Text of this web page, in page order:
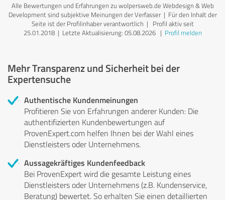
Alle Bewertungen und Erfahrungen zu wolpersweb.de Webdesign & Web
Development sind subjektive Meinungen der Verfasser | Für den Inhalt der
Seite ist der Profilinhaber verantwortlich | Profil aktiv seit
25.01.2018 | Letzte Aktualisierung: 05.08.2026| Profil melden
Mehr Transparenz und Sicherheit bei der
Expertensuche
Authentische Kundenmeinungen
Profitieren Sie von Erfahrungen anderer Kunden: Die
authentifizierten Kundenbewertungen auf
ProvenExpert.com helfen Ihnen bei der Wahl eines
Dienstleisters oder Unternehmens.
Aussagekräftiges Kundenfeedback
Bei ProvenExpert wird die gesamte Leistung eines
Dienstleisters oder Unternehmens (z.B. Kundenservice,
Beratung) bewertet. So erhalten Sie einen detaillierten